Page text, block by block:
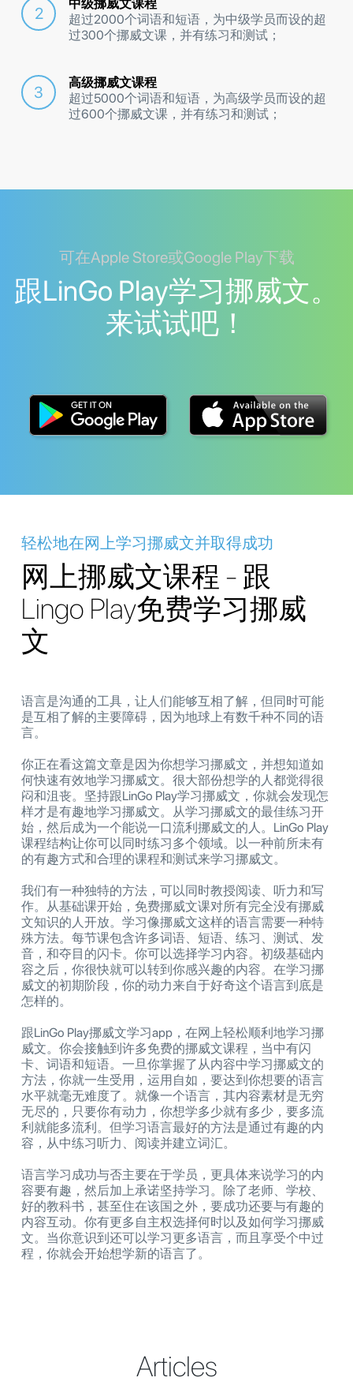
中级挪威文课程
超过2000个词语和短语，为中级学员而设的超
过300个挪威文课，并有练习和测试；
高级挪威文课程
超过5000个词语和短语，为高级学员而设的超
过600个挪威文课，并有练习和测试；
可在Apple Store或Google Play下载
跟LinGo Play学习挪威文。
来试试吧！
轻松地在网上学习挪威文并取得成功
网上挪威文课程 - 跟
Lingo Play免费学习挪威
文
语言是沟通的工具，让人们能够互相了解，但同时可能
是互相了解的主要障碍，因为地球上有数千种不同的语
言。
你正在看这篇文章是因为你想学习挪威文，并想知道如
何快速有效地学习挪威文。很大部份想学的人都觉得很
闷和沮丧。坚持跟LinGo Play学习挪威文，你就会发现怎
样才是有趣地学习挪威文。从学习挪威文的最佳练习开
始，然后成为一个能说一口流利挪威文的人。LinGo Play
课程结构让你可以同时练习多个领域。以一种前所未有
的有趣方式和合理的课程和测试来学习挪威文。
我们有一种独特的方法，可以同时教授阅读、听力和写
作。从基础课开始，免费挪威文课对所有完全没有挪威
文知识的人开放。学习像挪威文这样的语言需要一种特
殊方法。每节课包含许多词语、短语、练习、测试、发
音，和夺目的闪卡。你可以选择学习内容。初级基础内
容之后，你很快就可以转到你感兴趣的内容。在学习挪
威文的初期阶段，你的动力来自于好奇这个语言到底是
怎样的。
跟LinGo Play挪威文学习app，在网上轻松顺利地学习挪
威文。你会接触到许多免费的挪威文课程，当中有闪
卡、词语和短语。一旦你掌握了从内容中学习挪威文的
方法，你就一生受用，运用自如，要达到你想要的语言
水平就毫无难度了。就像一个语言，其内容素材是无穷
无尽的，只要你有动力，你想学多少就有多少，要多流
利就能多流利。但学习语言最好的方法是通过有趣的内
容，从中练习听力、阅读并建立词汇。
语言学习成功与否主要在于学员，更具体来说学习的内
容要有趣，然后加上承诺坚持学习。除了老师、学校、
好的教科书，甚至住在该国之外，要成功还要与有趣的
内容互动。你有更多自主权选择何时以及如何学习挪威
文。当你意识到还可以学习更多语言，而且享受个中过
程，你就会开始想学新的语言了。
Articles